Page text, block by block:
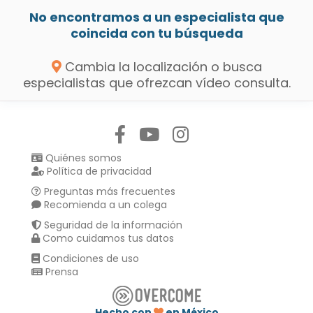
No encontramos a un especialista que
coincida con tu búsqueda
Cambia la localización o busca
especialistas que ofrezcan vídeo consulta.
Quiénes somos
Política de privacidad
Preguntas más frecuentes
Recomienda a un colega
Seguridad de la información
Como cuidamos tus datos
Condiciones de uso
Prensa